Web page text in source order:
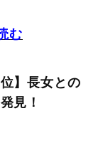
む
】長女との
見！